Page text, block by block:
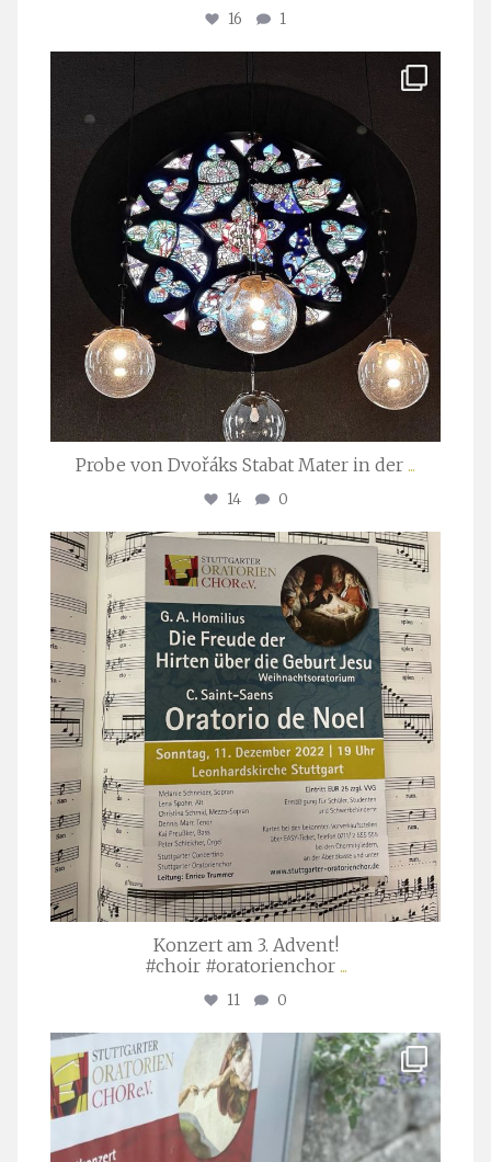
16 1
Apr. 1
Probe von Dvořáks Stabat Mater in der ...
14 0
stuttgarter_oratorienchor
Nov. 29
Konzert am 3. Advent!
#choir #oratorienchor ...
11 0
stuttgarter_oratorienchor
Juli 23